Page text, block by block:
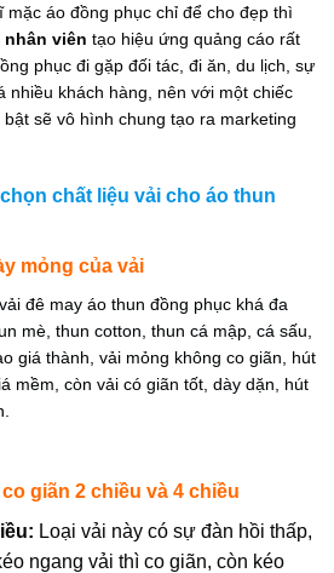
mặc áo đồng phục chỉ để cho đẹp thì
viên tạo hiệu ứng quảng cáo rất
phục đi gặp đối tác, đi ăn, du lịch, sự
nhiều khách hàng, nên với một chiếc
sẽ vô hình chung tạo ra marketing
chất liệu vải cho áo thun
mỏng của vải
đê may áo thun đồng phục khá đa
mè, thun cotton, thun cá mập, cá sấu,
giá thành, vải mỏng không co giãn, hút
mềm, còn vải có giãn tốt, dày dặn, hút
giãn 2 chiều và 4 chiều
Loại vải này có sự đàn hồi thấp,
ngang vải thì co giãn, còn kéo